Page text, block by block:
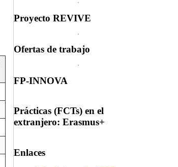
Proyecto REVIVE
Ofertas de trabajo
FP-INNOVA
Prácticas (FCTs) en el
extranjero: Erasmus+
Enlaces